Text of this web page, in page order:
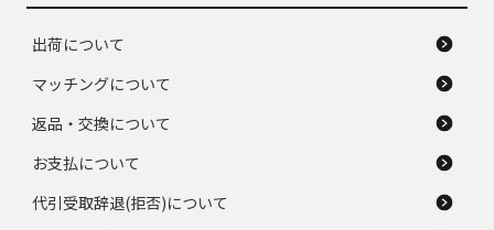
出荷について
マッチングについて
返品・交換について
お支払について
代引受取辞退(拒否)について